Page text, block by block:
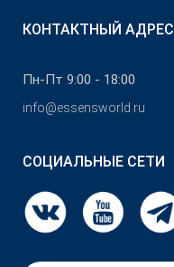
КОНТАКТНЫЙ АДРЕС
Пн-Пт 9:00 - 18:00
info@essensworld.ru
СОЦИАЛЬНЫЕ СЕТИ